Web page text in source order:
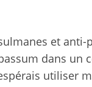
et
dans un
utiliser